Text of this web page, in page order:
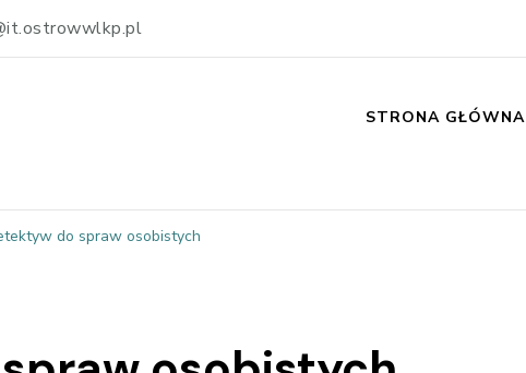
STRONA GŁÓWNA
do spraw osobistych